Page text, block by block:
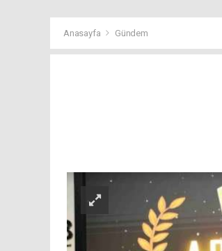
Anasayfa Gündem